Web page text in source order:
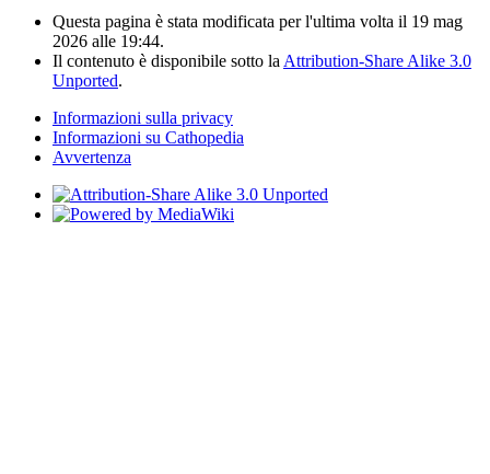
Questa pagina è stata modificata per l'ultima volta il 19 mag
2026 alle 19:44.
Il contenuto è disponibile sotto la Attribution-Share Alike 3.0
Unported.
Informazioni sulla privacy
Informazioni su Cathopedia
Avvertenza